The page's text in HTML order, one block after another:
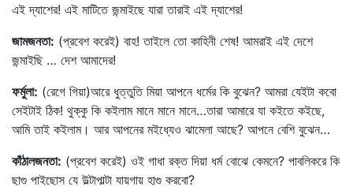
এই দ্যাশের! এই মাটিতে জন্মাইছে যারা তারাই এই দ্যাশের!
জামজনতা: (প্রবেশ করেই) বাহ! তাইলে তো কাহিনী শেষ! আমরাই এই দেশে
জন্মাইছি … দেশ আমাদের!
ফর্মুলা: (রেগে গিয়া)আরে ধুত্তুতি মিয়া আপনে ধর্মের কি বুঝেন? আমরা যেইটা কবো
সেইটাই ঠিক! থুক্কু কি কইলাম মানে মানে মানে…তারা আমারে যা কইতে কইছে,
আমি তাই কইলাম। আর আপনের মইধ্যেও ঝামেলা আছে? আপনে বেশি বুঝেন…
কাঁঠালজনতা: (প্রবেশ করেই) ওই গাধা রক্ত দিয়া ধর্ম বোঝে কেমনে? পাবলিকরে কি
ছাগু পাইছোস যে উল্টাপাল্টা যায়গায় হাগু করবো?